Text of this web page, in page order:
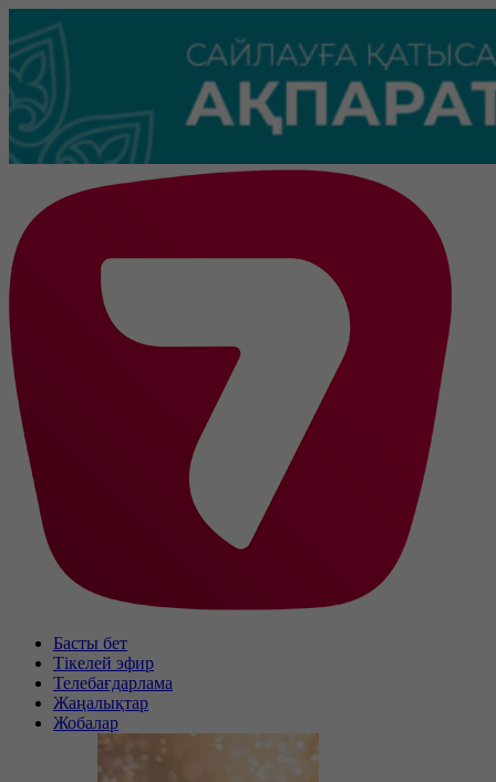
Басты бет
Тікелей эфир
Телебағдарлама
Жаңалықтар
Жобалар